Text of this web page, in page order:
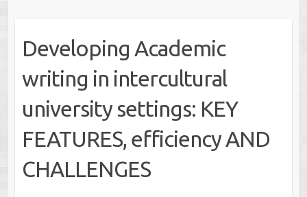
Developing Academic
writing in intercultural
university settings: KEY
FEATURES, efficiency AND
CHALLENGES